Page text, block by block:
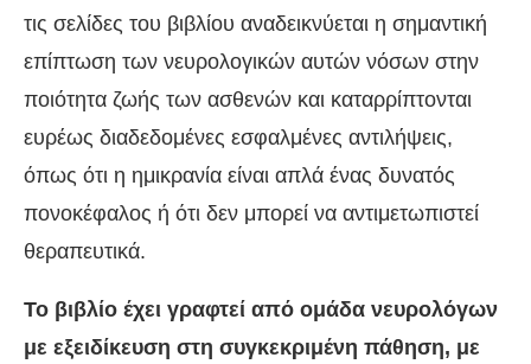
τις σελίδες του βιβλίου αναδεικνύεται η σημαντική
επίπτωση των νευρολογικών αυτών νόσων στην
ποιότητα ζωής των ασθενών και καταρρίπτονται
ευρέως διαδεδομένες εσφαλμένες αντιλήψεις,
όπως ότι η ημικρανία είναι απλά ένας δυνατός
πονοκέφαλος ή ότι δεν μπορεί να αντιμετωπιστεί
θεραπευτικά.
Το βιβλίο έχει γραφτεί από ομάδα νευρολόγων
με εξειδίκευση στη συγκεκριμένη πάθηση, με